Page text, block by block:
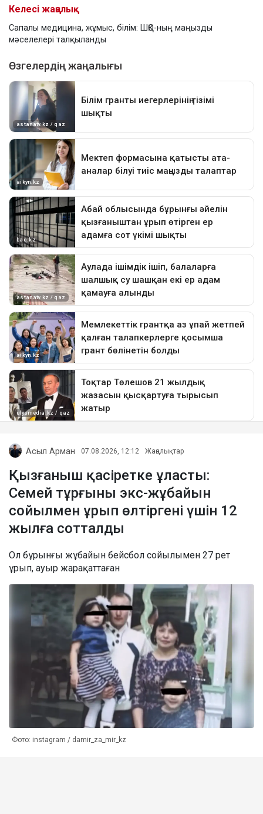
Келесі жаңалық
Сапалы медицина, жұмыс, білім: ШҚО-ның маңызды
мәселелері талқыланды
Асыл Арман 07.08.2026, 12:12 Жаңалықтар
Қызғаныш қасіретке ұласты:
Семей тұрғыны экс-жұбайын
сойылмен ұрып өлтіргені үшін 12
жылға сотталды
Ол бұрынғы жұбайын бейсбол сойылымен 27 рет
ұрып, ауыр жарақаттаған
Фото: instagram / damir_za_mir_kz